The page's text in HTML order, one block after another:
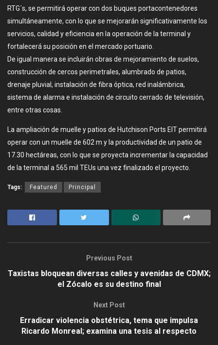
RTG´s, se permitirá operar con dos buques portacontenedores
simultáneamente, con lo que se mejorarán significativamente los
servicios, calidad y eficiencia en la operación de la terminal y
fortalecerá su posición en el mercado portuario.
De igual manera se incluirán obras de mejoramiento de suelos,
construcción de cercos perimetrales, alumbrado de patios,
drenaje pluvial, instalación de fibra óptica, red inalámbrica,
sistema de alarma e instalación de circuito cerrado de televisión,
entre otras cosas.
La ampliación de muelle y patios de Hutchison Ports EIT permitirá
operar con un muelle de 602 m y la productividad de un patio de
17.30 hectáreas, con lo que se proyecta incrementar la capacidad
de la terminal a 565 mil TEUs una vez finalizado el proyecto.
Tags: Featured Principal
Previous Post
Taxistas bloquean diversas calles y avenidas de CDMX;
el Zócalo es su destino final
Next Post
Erradicar violencia obstétrica, tema que impulsa
Ricardo Monreal; examina una tesis al respecto